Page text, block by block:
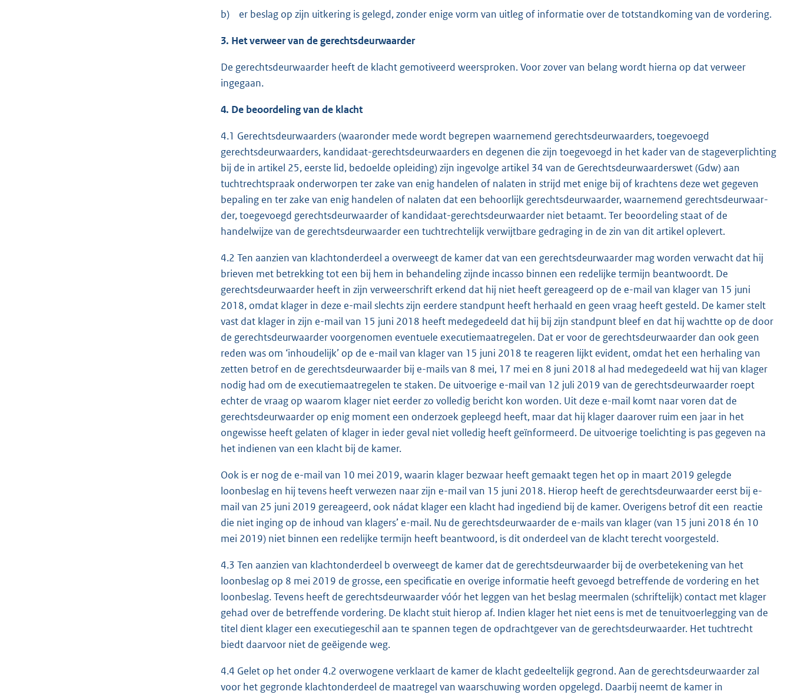
b) er beslag op zijn uitkering is gelegd, zonder enige vorm van uitleg of informatie over de totstandkoming van de vordering.
3. Het verweer van de gerechtsdeurwaarder
De gerechtsdeurwaarder heeft de klacht gemotiveerd weersproken. Voor zover van belang wordt hierna op dat verweer
ingegaan.
4. De beoordeling van de klacht
4.1 Gerechtsdeurwaarders (waaronder mede wordt begrepen waarnemend gerechts­deur­waar­ders, toegevoegd
gerechtsdeurwaarders, kandidaat-gerechtsdeurwaar­ders en degenen die zijn toegevoegd in het kader van de stageverplichting
bij de in artikel 25, eerste lid, bedoelde opleiding) zijn ingevolge artikel 34 van de Gerechtsdeurwaar­ders­­wet (Gdw) aan
tuchtrechtspraak onderworpen ter zake van enig handelen of nalaten in strijd met enige bij of krachtens deze wet gegeven
bepaling en ter zake van enig handelen of nalaten dat een behoorlijk gerechtsdeurwaarder, waarnemend gerechts­deur­waar­
der, toegevoegd gerechtsdeurwaarder of kandidaat-gerechtsdeurwaarder niet betaamt. Ter beoordeling staat of de
handelwijze van de gerechtsdeurwaarder een tuchtrechtelijk verwijtbare gedraging in de zin van dit artikel oplevert.
4.2 Ten aanzien van klachtonderdeel a overweegt de kamer dat van een gerechtsdeurwaarder mag worden verwacht dat hij
brieven met betrekking tot een bij hem in behandeling zijnde incasso binnen een redelijke termijn beantwoordt. De
gerechtsdeurwaarder heeft in zijn verweerschrift erkend dat hij niet heeft gereageerd op de e-mail van klager van 15 juni
2018, omdat klager in deze e-mail slechts zijn eerdere standpunt heeft herhaald en geen vraag heeft gesteld. De kamer stelt
vast dat klager in zijn e-mail van 15 juni 2018 heeft medegedeeld dat hij bij zijn standpunt bleef en dat hij wachtte op de door
de gerechtsdeurwaarder voorgenomen eventuele executiemaatregelen. Dat er voor de gerechtsdeurwaarder dan ook geen
reden was om ‘inhoudelijk’ op de e-mail van klager van 15 juni 2018 te reageren lijkt evident, omdat het een herhaling van
zetten betrof en de gerechtsdeurwaarder bij e-mails van 8 mei, 17 mei en 8 juni 2018 al had medegedeeld wat hij van klager
nodig had om de executiemaatregelen te staken. De uitvoerige e-mail van 12 juli 2019 van de gerechtsdeurwaarder roept
echter de vraag op waarom klager niet eerder zo volledig bericht kon worden. Uit deze e-mail komt naar voren dat de
gerechtsdeurwaarder op enig moment een onderzoek gepleegd heeft, maar dat hij klager daarover ruim een jaar in het
ongewisse heeft gelaten of klager in ieder geval niet volledig heeft geïnformeerd. De uitvoerige toelichting is pas gegeven na
het indienen van een klacht bij de kamer.
Ook is er nog de e-mail van 10 mei 2019, waarin klager bezwaar heeft gemaakt tegen het op in maart 2019 gelegde
loonbeslag en hij tevens heeft verwezen naar zijn e-mail van 15 juni 2018. Hierop heeft de gerechtsdeurwaarder eerst bij e-
mail van 25 juni 2019 gereageerd, ook nádat klager een klacht had ingediend bij de kamer. Overigens betrof dit een reactie
die niet inging op de inhoud van klagers’ e-mail. Nu de gerechtsdeurwaarder de e-mails van klager (van 15 juni 2018 én 10
mei 2019) niet binnen een redelijke termijn heeft beantwoord, is dit onderdeel van de klacht terecht voorgesteld.
4.3 Ten aanzien van klachtonderdeel b overweegt de kamer dat de gerechtsdeurwaarder bij de overbetekening van het
loonbeslag op 8 mei 2019 de grosse, een specificatie en overige informatie heeft gevoegd betreffende de vordering en het
loonbeslag. Tevens heeft de gerechtsdeurwaarder vóór het leggen van het beslag meermalen (schriftelijk) contact met klager
gehad over de betreffende vordering. De klacht stuit hierop af. Indien klager het niet eens is met de tenuitvoerlegging van de
titel dient klager een executiegeschil aan te spannen tegen de opdrachtgever van de gerechtsdeurwaarder. Het tuchtrecht
biedt daarvoor niet de geëigende weg.
4.4 Gelet op het onder 4.2 overwogene verklaart de kamer de klacht gedeeltelijk gegrond. Aan de gerechtsdeurwaarder zal
voor het gegronde klachtonderdeel de maatregel van waarschuwing worden opgelegd. Daarbij neemt de kamer in